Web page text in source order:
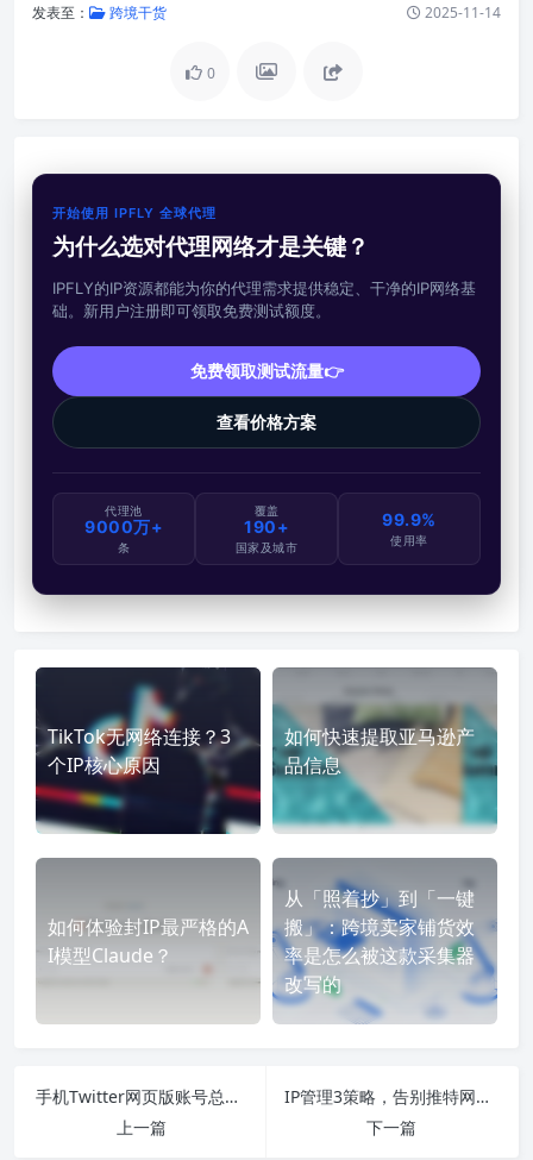
发表至： 跨境干货 2025-11-14
0
开始使用 IPFLY 全球代理
为什么选对代理网络才是关键？
IPFLY的IP资源都能为你的代理需求提供稳定、干净的IP网络基
础。新用户注册即可领取免费测试额度。
免费领取测试流量👉
查看价格方案
代理池
9000万+
条
覆盖
190+
国家及城市
99.9%
使用率
TikTok无网络连接？3
个IP核心原因
如何快速提取亚马逊产
品信息
如何体验封IP最严格的A
I模型Claude？
从「照着抄」到「一键
搬」：跨境卖家铺货效
率是怎么被这款采集器
改写的
手机Twitter网页版账号总风控？IP频繁变动是隐形风险
上一篇
IP管理3策略，告别推特网页版“登入-异常-再登入”循环？
下一篇